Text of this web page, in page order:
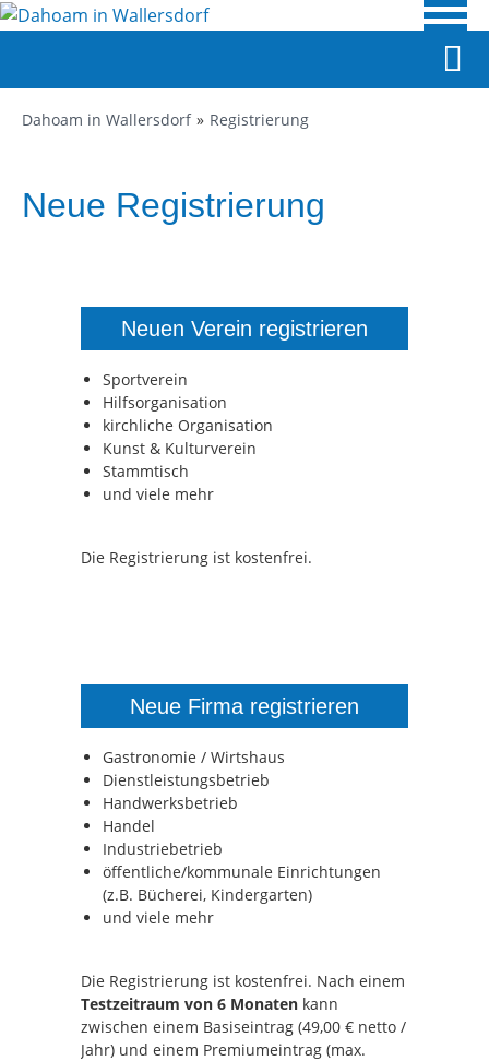
Dahoam in Wallersdorf Registrierung
Neue Registrierung
Neuen Verein registrieren
Sportverein
Hilfsorganisation
kirchliche Organisation
Kunst & Kulturverein
Stammtisch
und viele mehr
Die Registrierung ist kostenfrei.
Neue Firma registrieren
Gastronomie / Wirtshaus
Dienstleistungsbetrieb
Handwerksbetrieb
Handel
Industriebetrieb
öffentliche/kommunale Einrichtungen
(z.B. Bücherei, Kindergarten)
und viele mehr
Die Registrierung ist kostenfrei. Nach einem
Testzeitraum von 6 Monaten kann
zwischen einem Basiseintrag (49,00 € netto /
Jahr) und einem Premiumeintrag (max.